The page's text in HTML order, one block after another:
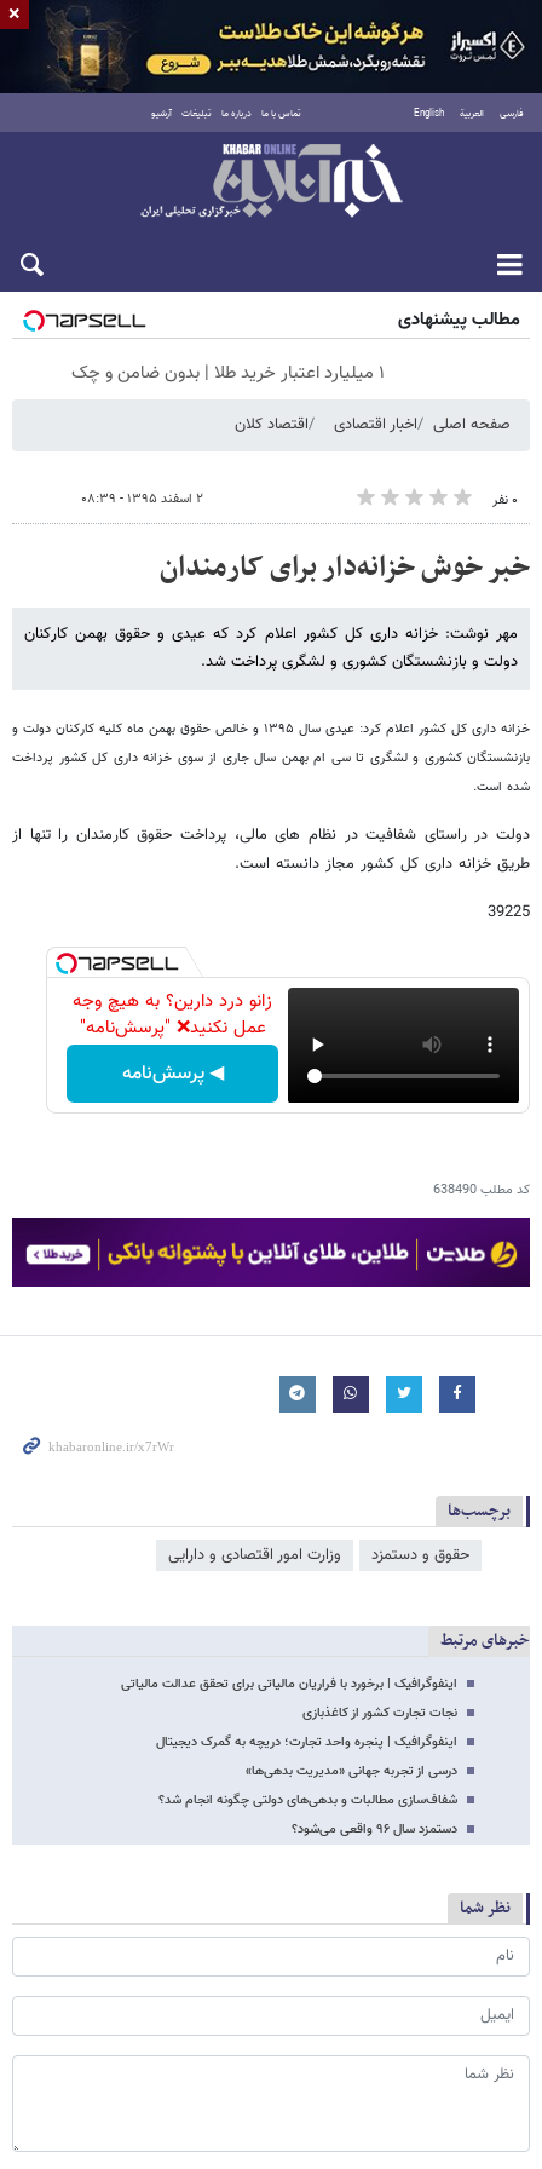
فارسی العربية English تماس با ما درباره ما تبلیغات آرشیو
شنبه ۱۷ مرداد ۱۴۰۵
مطالب پیشنهادی
۱ میلیارد اعتبار خرید طلا | بدون ضامن و چک
صفحه اصلی اخبار اقتصادی اقتصاد کلان
۰ نفر ۲ اسفند ۱۳۹۵ - ۰۸:۳۹
خبر خوش خزانه‌دار برای کارمندان
مهر نوشت: خزانه داری کل کشور اعلام کرد که عیدی و حقوق بهمن کارکنان
دولت و بازنشستگان کشوری و لشگری پرداخت شد.
خزانه داری کل کشور اعلام کرد: عیدی سال ۱۳۹۵ و خالص حقوق بهمن ماه کلیه کارکنان دولت و
بازنشستگان کشوری و لشگری تا سی ام بهمن سال جاری از سوی خزانه داری کل کشور پرداخت
شده است.
دولت در راستای شفافیت در نظام های مالی، پرداخت حقوق کارمندان را تنها از
طریق خزانه داری کل کشور مجاز دانسته است.
39225
زانو درد دارین؟ به هیچ وجه
عمل نکنید❌ "پرسش‌نامه"
◀ پرسش‌نامه
کد مطلب638490
برچسب‌ها
حقوق و دستمزد وزارت امور اقتصادی و دارایی
خبرهای مرتبط
اینفوگرافیک | برخورد با فراریان مالیاتی برای تحقق عدالت مالیاتی
نجات تجارت کشور از کاغذبازی
اینفوگرافیک | پنجره واحد تجارت؛ دریچه به گمرک دیجیتال
درسی از تجربه جهانی «مدیریت بدهی‌ها»
شفاف‌سازی مطالبات و بدهی‌های دولتی چگونه انجام شد؟
دستمزد سال ۹۶ واقعی می‌شود؟
نظر شما
×